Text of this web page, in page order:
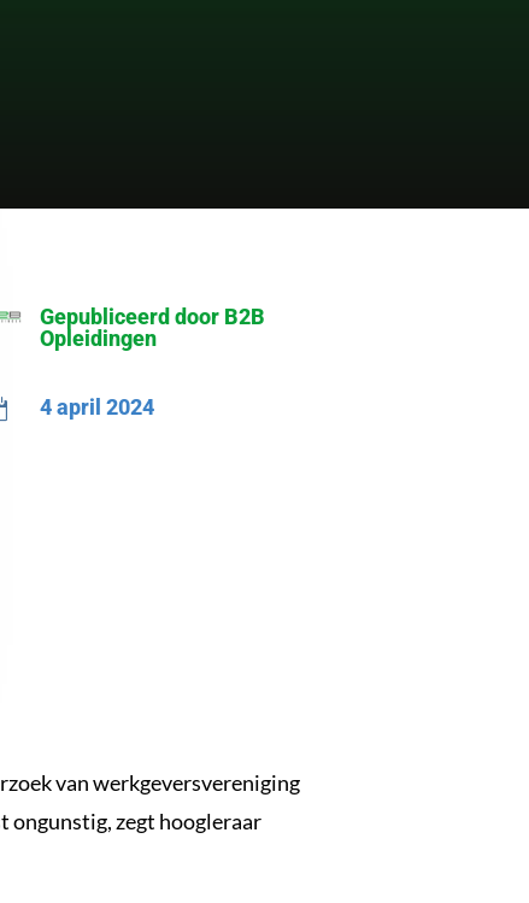
Gepubliceerd door B2B
Opleidingen
4 april 2024
van werkgeversvereniging
ongunstig, zegt hoogleraar